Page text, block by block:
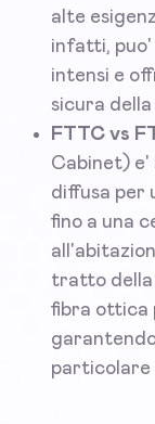
alte
infatti, puo'
intensi e
sicura
FTTC vs
Cabinet) e'
diffusa per
fino a una
tratto della
fibra ottica
particolare